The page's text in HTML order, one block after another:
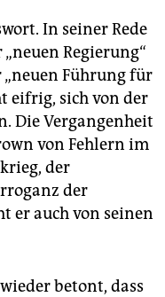
In seiner Rede
Regierung“
Führung für
eifrig, sich von der
Die Vergangenheit
von Fehlern im
der
der
er auch von seinen
betont, dass